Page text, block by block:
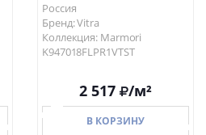
Россия
Бренд: Vitra
Коллекция: Marmori
K947018FLPR1VTST
2 517 /м²
В КОРЗИНУ